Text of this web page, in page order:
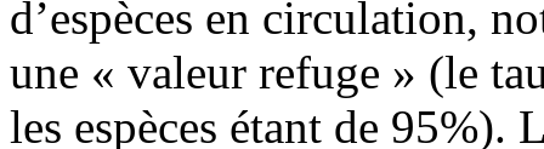
d’espèces en circulation,
une « valeur refuge » (le
les espèces étant de 95%).